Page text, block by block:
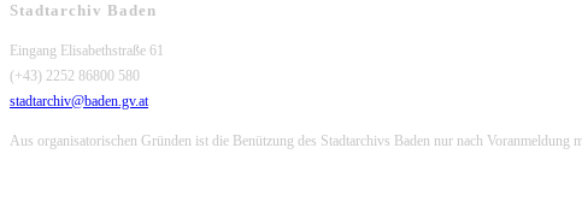
Stadtarchiv Baden
Eingang Elisabethstraße 61
(+43) 2252 86800 580
stadtarchiv@baden.gv.at
Aus organisatorischen Gründen ist die Benützung des Stadtarchivs Baden nur nach Voranmeldung